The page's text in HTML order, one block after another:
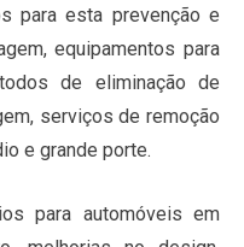
para esta prevenção e
equipamentos para
de eliminação de
serviços de remoção
e grande porte.
para automóveis em